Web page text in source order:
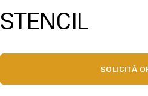
STENCIL
SOLICITĂ